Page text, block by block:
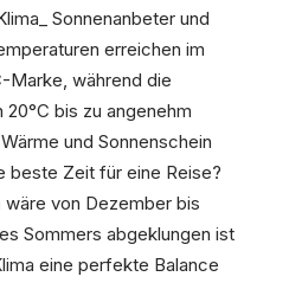
Sonnenanbeter und
erreichen im
Marke, während die
bis zu angenehm
und Sonnenschein
beste Zeit für eine Reise?
wäre von Dezember bis
Sommers abgeklungen ist
eine perfekte Balance